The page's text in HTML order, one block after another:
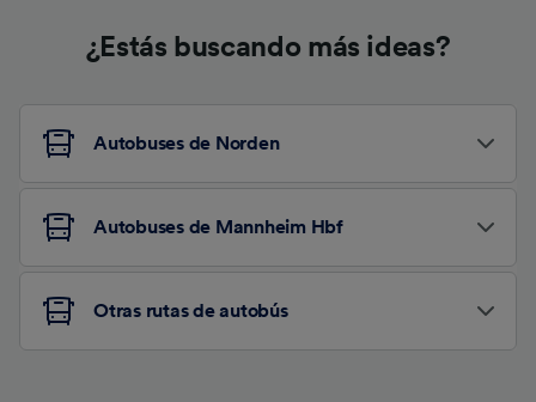
¿Estás buscando más ideas?
Autobuses de Norden
Autobuses de Mannheim Hbf
Otras rutas de autobús